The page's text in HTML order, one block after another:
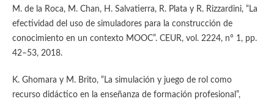
M. de la Roca, M. Chan, H. Salvatierra, R. Plata y R. Rizzardini, “La
efectividad del uso de simuladores para la construcción de
conocimiento en un contexto MOOC”. CEUR, vol. 2224, n° 1, pp.
42–53, 2018.
K. Ghomara y M. Brito, “La simulación y juego de rol como
recurso didáctico en la enseñanza de formación profesional”,